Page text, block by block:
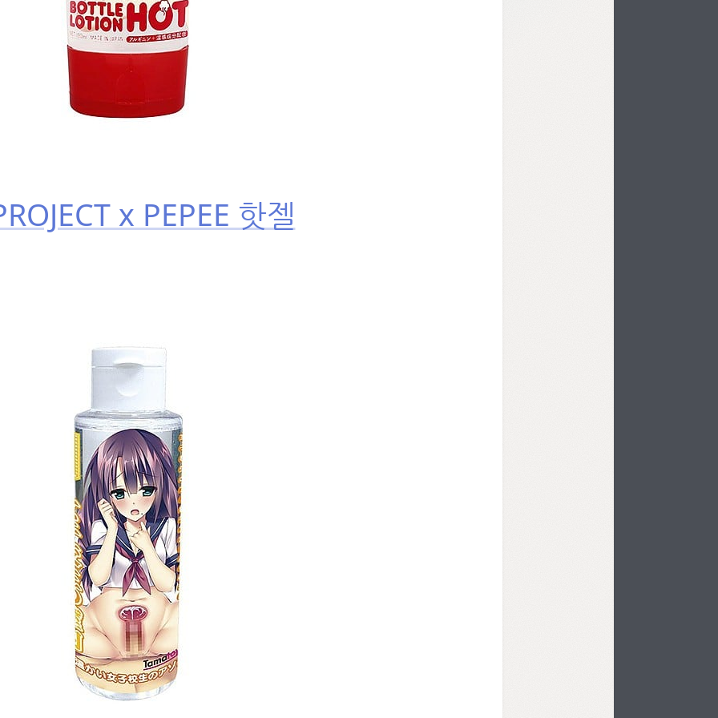
x PEPEE 핫젤